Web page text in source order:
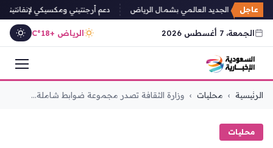
عاجل
مقره الجديد العالمي بشمال الرياض دعم أرجنتيني ومكسيكي لإنفانتينو
الجمعة، 7 أغسطس 2026 الرياض +18°C
التجاوز
الرئيسية › محليات › وزارة الثقافة تصدر مجموعة ضوابط شاملة...
محليات